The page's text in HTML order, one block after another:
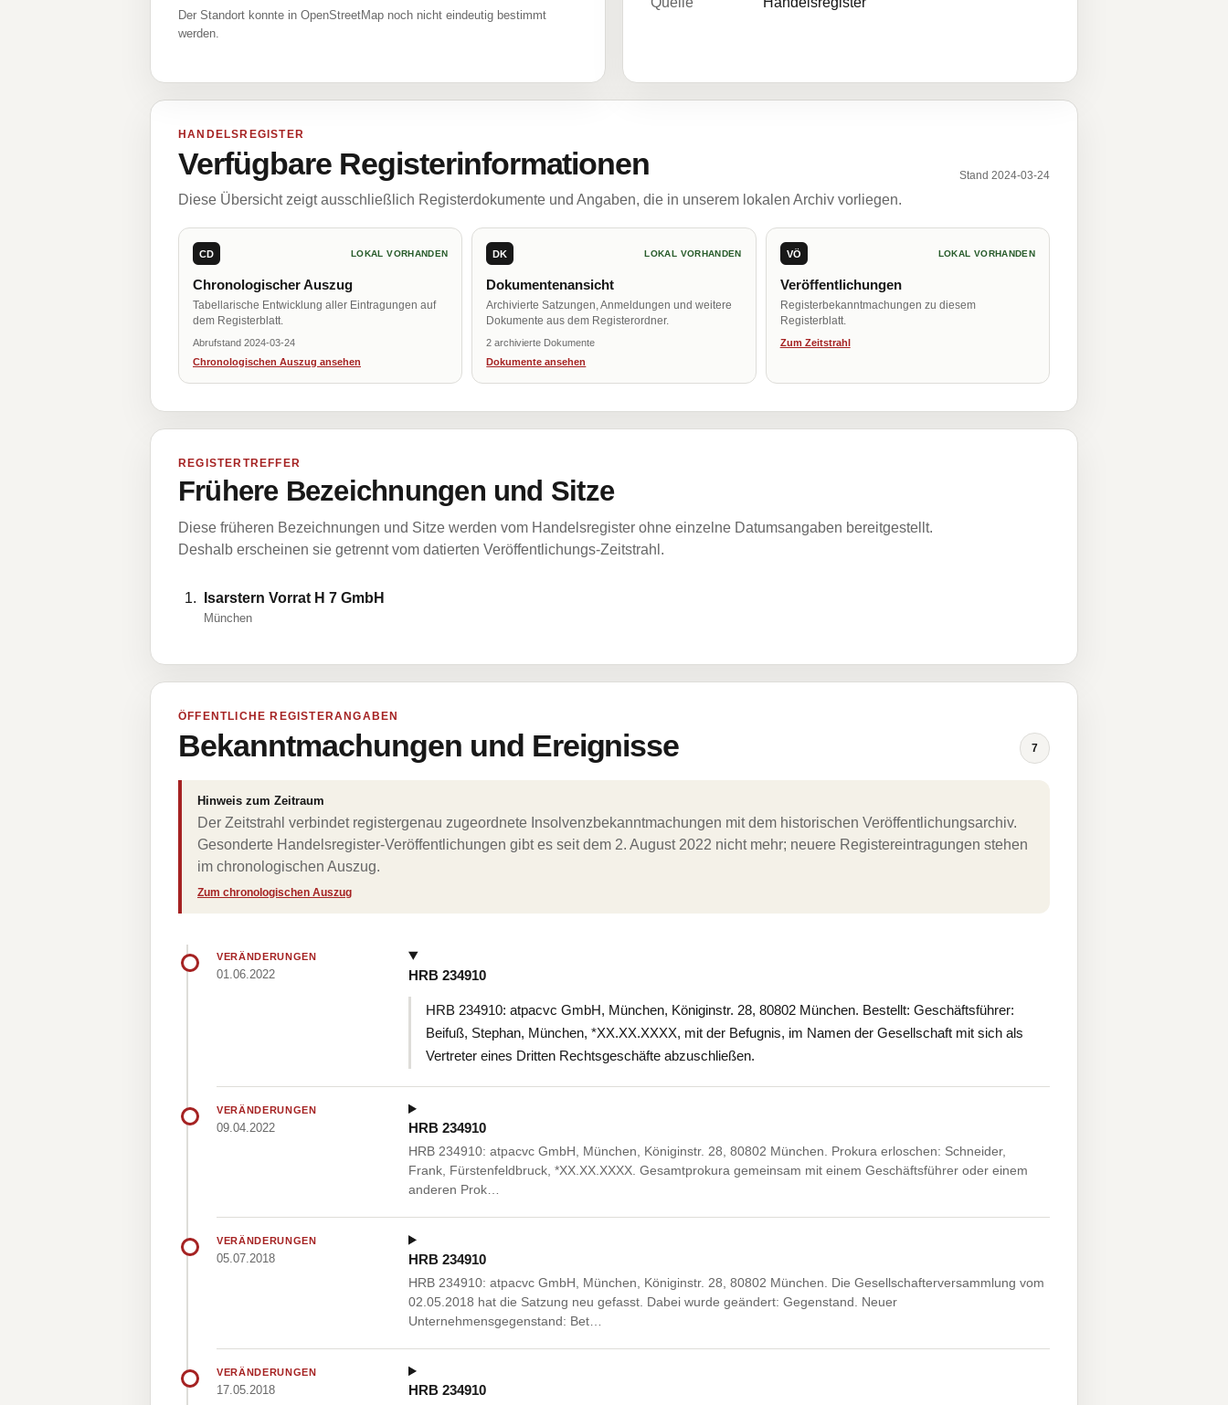
Der Standort konnte in OpenStreetMap noch nicht eindeutig bestimmt
werden.
HANDELSREGISTER
Verfügbare Registerinformationen Stand 2024-03-24
Diese Übersicht zeigt ausschließlich Registerdokumente und Angaben, die in unserem lokalen Archiv vorliegen.
CD LOKAL VORHANDEN
Chronologischer Auszug
Tabellarische Entwicklung aller Eintragungen auf
dem Registerblatt.
Abrufstand 2024-03-24
Chronologischen Auszug ansehen
DK LOKAL VORHANDEN
Dokumentenansicht
Archivierte Satzungen, Anmeldungen und weitere
Dokumente aus dem Registerordner.
2 archivierte Dokumente
Dokumente ansehen
VÖ LOKAL VORHANDEN
Veröffentlichungen
Registerbekanntmachungen zu diesem
Registerblatt.
Zum Zeitstrahl
REGISTERTREFFER
Frühere Bezeichnungen und Sitze
Diese früheren Bezeichnungen und Sitze werden vom Handelsregister ohne einzelne Datumsangaben bereitgestellt.
Deshalb erscheinen sie getrennt vom datierten Veröffentlichungs-Zeitstrahl.
Isarstern Vorrat H 7 GmbH
München
ÖFFENTLICHE REGISTERANGABEN
Bekanntmachungen und Ereignisse 7
Hinweis zum Zeitraum
Der Zeitstrahl verbindet registergenau zugeordnete Insolvenzbekanntmachungen mit dem historischen Veröffentlichungsarchiv.
Gesonderte Handelsregister-Veröffentlichungen gibt es seit dem 2. August 2022 nicht mehr; neuere Registereintragungen stehen
im chronologischen Auszug.
Zum chronologischen Auszug
VERÄNDERUNGEN
01.06.2022 HRB 234910
HRB 234910: atpacvc GmbH, München, Königinstr. 28, 80802 München. Bestellt: Geschäftsführer:
Beifuß, Stephan, München, *XX.XX.XXXX, mit der Befugnis, im Namen der Gesellschaft mit sich als
Vertreter eines Dritten Rechtsgeschäfte abzuschließen.
VERÄNDERUNGEN
09.04.2022 HRB 234910
HRB 234910: atpacvc GmbH, München, Königinstr. 28, 80802 München. Prokura erloschen: Schneider,
Frank, Fürstenfeldbruck, *XX.XX.XXXX. Gesamtprokura gemeinsam mit einem Geschäftsführer oder einem
anderen Prok…
VERÄNDERUNGEN
05.07.2018 HRB 234910
HRB 234910: atpacvc GmbH, München, Königinstr. 28, 80802 München. Die Gesellschafterversammlung vom
02.05.2018 hat die Satzung neu gefasst. Dabei wurde geändert: Gegenstand. Neuer
Unternehmensgegenstand: Bet…
VERÄNDERUNGEN
17.05.2018 HRB 234910